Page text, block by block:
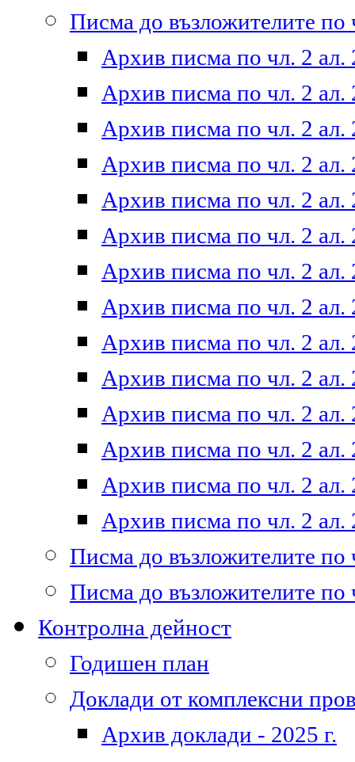
Писма до възложителите по
Архив писма по чл. 2 ал.
Архив писма по чл. 2 ал.
Архив писма по чл. 2 ал.
Архив писма по чл. 2 ал.
Архив писма по чл. 2 ал.
Архив писма по чл. 2 ал.
Архив писма по чл. 2 ал.
Архив писма по чл. 2 ал.
Архив писма по чл. 2 ал.
Архив писма по чл. 2 ал.
Архив писма по чл. 2 ал.
Архив писма по чл. 2 ал.
Архив писма по чл. 2 ал.
Архив писма по чл. 2 ал.
Писма до възложителите по
Писма до възложителите по
Контролна дейност
Годишен план
Доклади от комплексни
Архив доклади - 2025 г.